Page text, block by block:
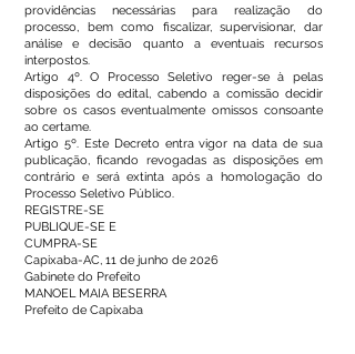
providências necessárias para realização do
processo, bem como fiscalizar, supervisionar, dar
análise e decisão quanto a eventuais recursos
interpostos.
Artigo 4º. O Processo Seletivo reger-se à pelas
disposições do edital, cabendo a comissão decidir
sobre os casos eventualmente omissos consoante
ao certame.
Artigo 5º. Este Decreto entra vigor na data de sua
publicação, ficando revogadas as disposições em
contrário e será extinta após a homologação do
Processo Seletivo Público.
REGISTRE-SE
PUBLIQUE-SE E
CUMPRA-SE
Capixaba-AC, 11 de junho de 2026
Gabinete do Prefeito
MANOEL MAIA BESERRA
Prefeito de Capixaba